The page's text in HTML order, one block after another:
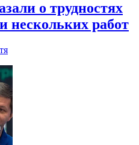
о трудностях
нескольких работ